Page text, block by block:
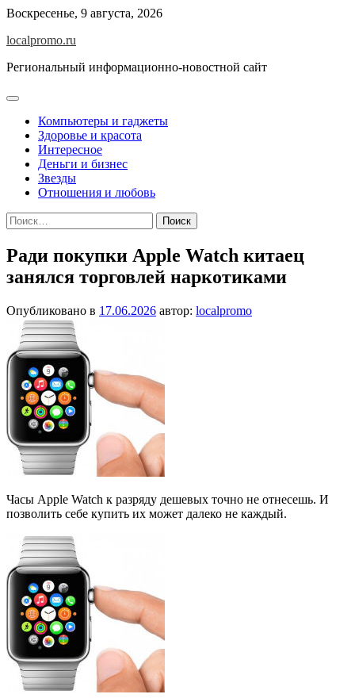
Перейти
содержимому
Воскресенье, 9 августа, 2026
localpromo.ru
Региональный информационно-новостной сайт
Компьютеры и гаджеты
Здоровье и красота
Интересное
Деньги и бизнес
Звезды
Отношения и любовь
Найти:
Ради покупки Apple Watch китаец
занялся торговлей наркотиками
Опубликовано в 17.06.2026 автор: localpromo
Часы Apple Watch к разряду дешевых точно не отнесешь. И
позволить себе купить их может далеко не каждый.